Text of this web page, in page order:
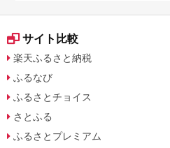
サイト比較
楽天ふるさと納税
ふるなび
ふるさとチョイス
さとふる
ふるさとプレミアム